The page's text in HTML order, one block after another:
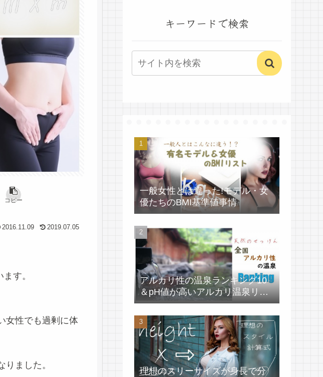
コピー
2016.11.09 2019.07.05
す。
女性でも過剰に体
りました。
キーワードで検索
一般女性とは違った!モデル・女
優たちのBMI基準値事情
アルカリ性の温泉ランキング10
＆pH値が高いアルカリ温泉リス
ト
理想のスリーサイズが身長で分